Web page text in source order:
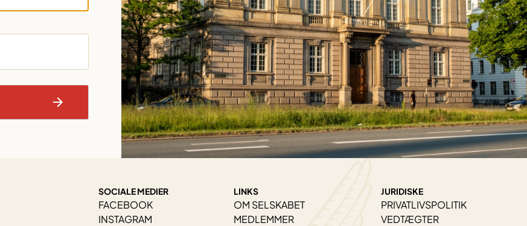
SOCIALE MEDIER
FACEBOOK
INSTAGRAM
LINKS
OM SELSKABET
MEDLEMMER
JURIDISKE
PRIVATLIVSPOLITIK
VEDTÆGTER